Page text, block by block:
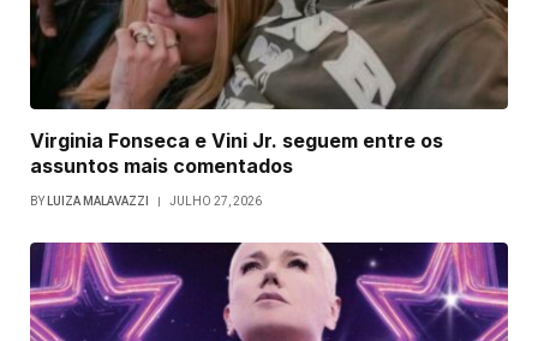
Virginia Fonseca e Vini Jr. seguem entre os
assuntos mais comentados
BY LUIZA MALAVAZZI JULHO 27, 2026